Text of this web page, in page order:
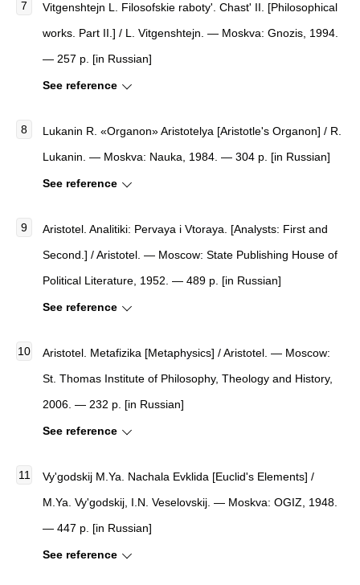
Vitgenshtejn L. Filosofskie raboty'. Chast' II. [Philosophical
works. Part II. ] / L. Vitgenshtejn. — Moskva: Gnozis, 1994.
— 257 p. [in Russian]
See reference
Lukanin R. «Organon» Aristotelya [Aristotle's Organon] / R.
Lukanin. — Moskva: Nauka, 1984. — 304 p. [in Russian]
See reference
Aristotel. Analitiki: Pervaya i Vtoraya. [Analysts: First and
Second.] / Aristotel. — Moscow: State Publishing House of
Political Literature, 1952. — 489 p. [in Russian]
See reference
Aristotel. Metafizika [Metaphysics] / Aristotel. — Moscow:
St. Thomas Institute of Philosophy, Theology and History,
2006. — 232 p. [in Russian]
See reference
Vy'godskij M.Ya. Nachala Evklida [Euclid's Elements] /
M.Ya. Vy'godskij, I.N. Veselovskij. — Moskva: OGIZ, 1948.
— 447 p. [in Russian]
See reference